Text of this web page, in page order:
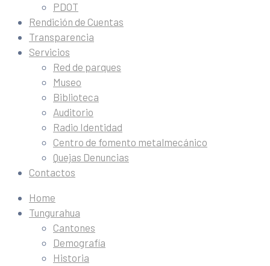
PDOT
Rendición de Cuentas
Transparencia
Servicios
Red de parques
Museo
Biblioteca
Auditorio
Radio Identidad
Centro de fomento metalmecánico
Quejas Denuncias
Contactos
Home
Tungurahua
Cantones
Demografía
Historia